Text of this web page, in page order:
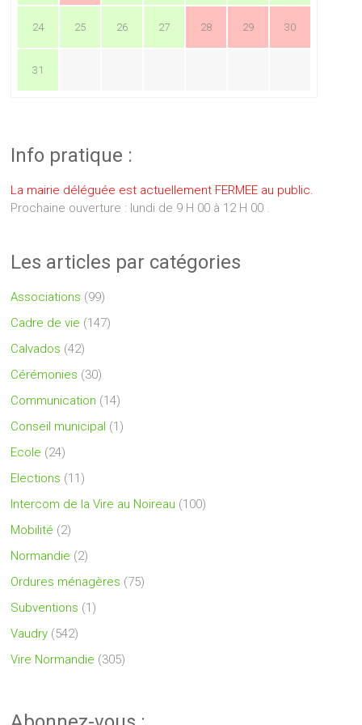
24 25 26 27 28 29 30
31
Info pratique :
La mairie déléguée est actuellement FERMEE au public.
Prochaine ouverture : lundi de 9 H 00 à 12 H 00 .
Les articles par catégories
Associations (99)
Cadre de vie (147)
Calvados (42)
Cérémonies (30)
Communication (14)
Conseil municipal (1)
Ecole (24)
Elections (11)
Intercom de la Vire au Noireau (100)
Mobilité (2)
Normandie (2)
Ordures ménagères (75)
Subventions (1)
Vaudry (542)
Vire Normandie (305)